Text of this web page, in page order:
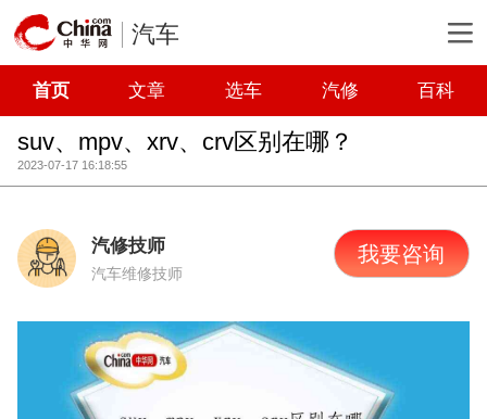
汽车
首页 文章 选车 汽修 百科
suv、mpv、xrv、crv区别在哪？
2023-07-17 16:18:55
汽修技师
汽车维修技师
我要咨询